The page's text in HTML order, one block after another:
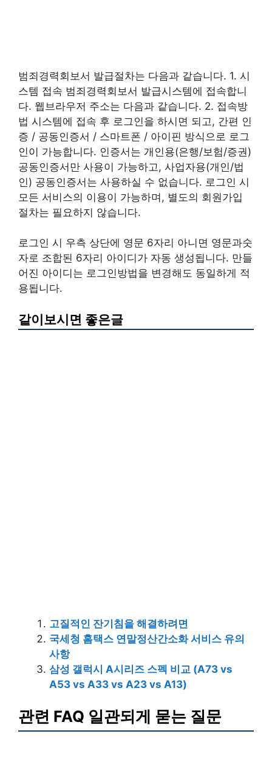
범죄경력회보서 발급절차는 다음과 같습니다. 1. 시
스템 접속 범죄경력회보서 발급시스템에 접속합니
다. 웹브라우저 주소는 다음과 같습니다. 2. 접속방
법 시스템에 접속 후 로그인을 하시면 되고, 간편 인
증 / 공동인증서 / 스마트폰 / 아이핀 방식으로 로그
인이 가능합니다. 인증서는 개인용(은행/보험/증권)
공동인증서만 사용이 가능하고, 사업자용(개인/법
인) 공동인증서는 사용하실 수 없습니다. 로그인 시
모든 서비스의 이용이 가능하며, 별도의 회원가입
절차는 필요하지 않습니다.
로그인 시 우측 상단에 영문 6자리 아니면 영문과숫
자로 조합된 6자리 아이디가 자동 생성됩니다. 만들
어진 아이디는 로그인방법을 변경해도 동일하게 적
용됩니다.
같이보시면 좋은글
고질적인 잔기침을 해결하려면
국세청 홈택스 연말정산간소화 서비스 유의
사항
삼성 갤럭시 A시리즈 스펙 비교 (A73 vs
A53 vs A33 vs A23 vs A13)
관련 FAQ 일관되게 묻는 질문